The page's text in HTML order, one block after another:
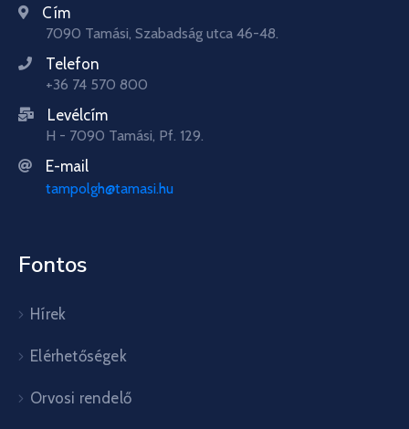
Cím
7090 Tamási, Szabadság utca 46-48.
Telefon
+36 74 570 800
Levélcím
H - 7090 Tamási, Pf. 129.
E-mail
tampolgh@tamasi.hu
Fontos
Hírek
Elérhetőségek
Orvosi rendelő